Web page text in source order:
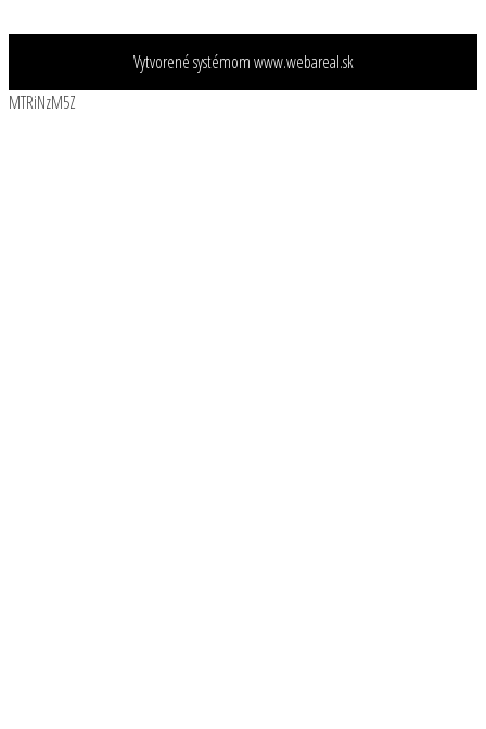
Vytvorené systémomwww.webareal.sk
MTRiNzM5Z